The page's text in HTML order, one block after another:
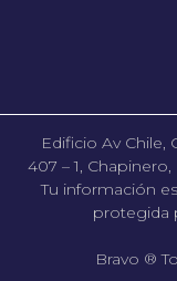
Edificio Av Chile,
407 – 1,
Tu información
protegida
Bravo ®